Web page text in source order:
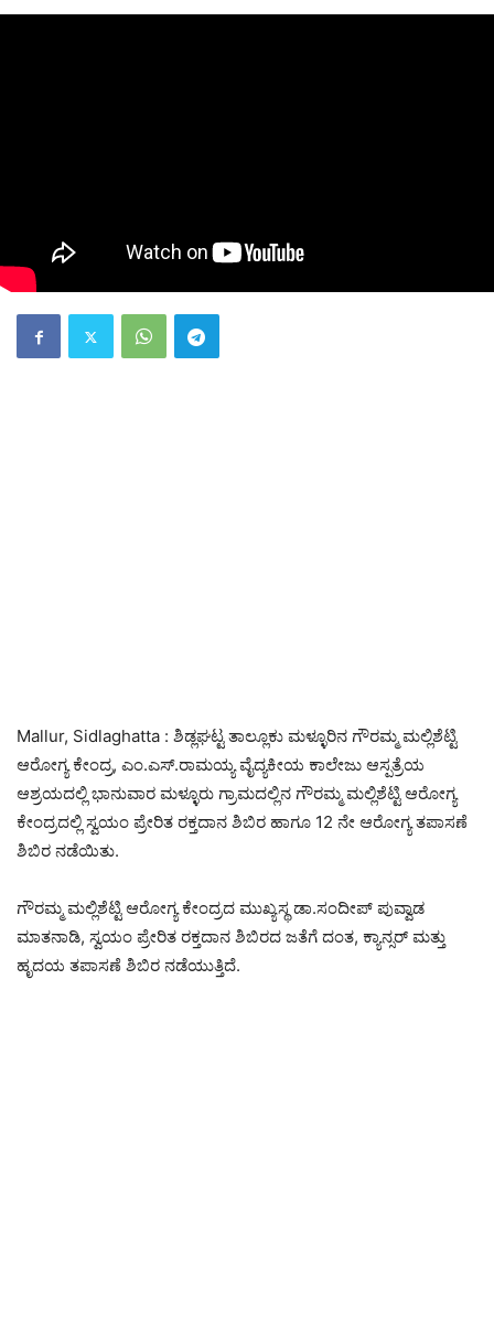
Mallur, Sidlaghatta : ಶಿಡ್ಲಘಟ್ಟ ತಾಲ್ಲೂಕು ಮಳ್ಳೂರಿನ ಗೌರಮ್ಮ ಮಲ್ಲಿಶೆಟ್ಟಿ
ಆರೋಗ್ಯ ಕೇಂದ್ರ, ಎಂ.ಎಸ್.ರಾಮಯ್ಯ ವೈದ್ಯಕೀಯ ಕಾಲೇಜು ಆಸ್ಪತ್ರೆಯ
ಆಶ್ರಯದಲ್ಲಿ ಭಾನುವಾರ ಮಳ್ಳೂರು ಗ್ರಾಮದಲ್ಲಿನ ಗೌರಮ್ಮ ಮಲ್ಲಿಶೆಟ್ಟಿ ಆರೋಗ್ಯ
ಕೇಂದ್ರದಲ್ಲಿ ಸ್ವಯಂ ಪ್ರೇರಿತ ರಕ್ತದಾನ ಶಿಬಿರ ಹಾಗೂ 12 ನೇ ಆರೋಗ್ಯ ತಪಾಸಣೆ
ಶಿಬಿರ ನಡೆಯಿತು.
ಗೌರಮ್ಮ ಮಲ್ಲಿಶೆಟ್ಟಿ ಆರೋಗ್ಯ ಕೇಂದ್ರದ ಮುಖ್ಯಸ್ಥ ಡಾ.ಸಂದೀಪ್ ಪುವ್ವಾಡ
ಮಾತನಾಡಿ, ಸ್ವಯಂ ಪ್ರೇರಿತ ರಕ್ತದಾನ ಶಿಬಿರದ ಜತೆಗೆ ದಂತ, ಕ್ಯಾನ್ಸರ್ ಮತ್ತು
ಹೃದಯ ತಪಾಸಣೆ ಶಿಬಿರ ನಡೆಯುತ್ತಿದೆ.